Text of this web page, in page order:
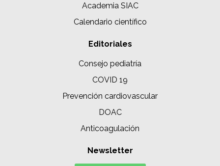
Academia SIAC
Calendario científico
Editoriales
Consejo pediatría
COVID 19
Prevención cardiovascular
DOAC
Anticoagulación
Newsletter